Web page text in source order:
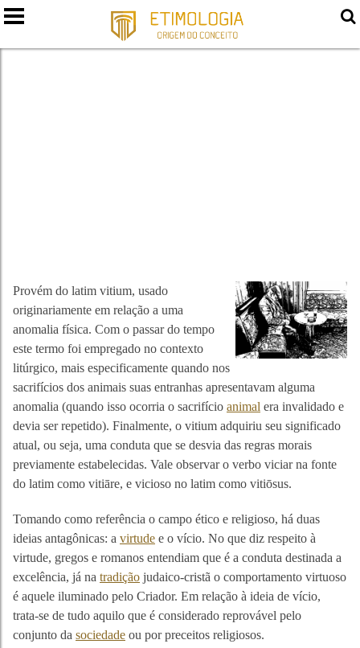
VÍCIO
Provém do latim vitium, usado
originariamente em relação a uma
anomalia física. Com o passar do tempo
este termo foi empregado no contexto
litúrgico, mais especificamente quando nos
sacrifícios dos animais suas entranhas apresentavam alguma
anomalia (quando isso ocorria o sacrifício animal era invalidado e
devia ser repetido). Finalmente, o vitium adquiriu seu significado
atual, ou seja, uma conduta que se desvia das regras morais
previamente estabelecidas. Vale observar o verbo viciar na fonte
do latim como vitiāre, e vicioso no latim como vitiōsus.
Tomando como referência o campo ético e religioso, há duas
ideias antagônicas: a virtude e o vício. No que diz respeito à
virtude, gregos e romanos entendiam que é a conduta destinada a
excelência, já na tradição judaico-cristã o comportamento virtuoso
é aquele iluminado pelo Criador. Em relação à ideia de vício,
trata-se de tudo aquilo que é considerado reprovável pelo
conjunto da sociedade ou por preceitos religiosos.